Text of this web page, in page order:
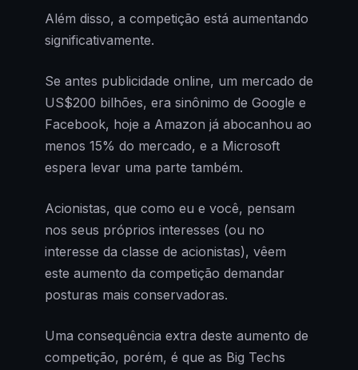
Além disso, a competição está aumentando
significativamente.
Se antes publicidade online, um mercado de
US$200 bilhões, era sinônimo de Google e
Facebook, hoje a Amazon já abocanhou ao
menos 15% do mercado, e a Microsoft
espera levar uma parte também.
Acionistas, que como eu e você, pensam
nos seus próprios interesses (ou no
interesse da classe de acionistas), vêem
este aumento da competição demandar
posturas mais conservadoras.
Uma consequência extra deste aumento de
competição, porém, é que as Big Techs